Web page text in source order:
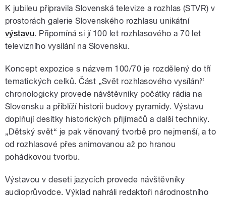
K jubileu připravila Slovenská televize a rozhlas (STVR) v
prostorách galerie Slovenského rozhlasu unikátní
výstavu. Připomíná si jí 100 let rozhlasového a 70 let
televizního vysílání na Slovensku.
Koncept expozice s názvem 100/70 je rozdělený do tří
tematických celků. Část „Svět rozhlasového vysílání“
chronologicky provede návštěvníky počátky rádia na
Slovensku a přiblíží historii budovy pyramidy. Výstavu
doplňují desítky historických přijímačů a další techniky.
„Dětský svět“ je pak věnovaný tvorbě pro nejmenší, a to
od rozhlasové přes animovanou až po hranou
pohádkovou tvorbu.
Výstavou v deseti jazycích provede návštěvníky
audioprůvodce. Výklad nahráli redaktoři národnostního